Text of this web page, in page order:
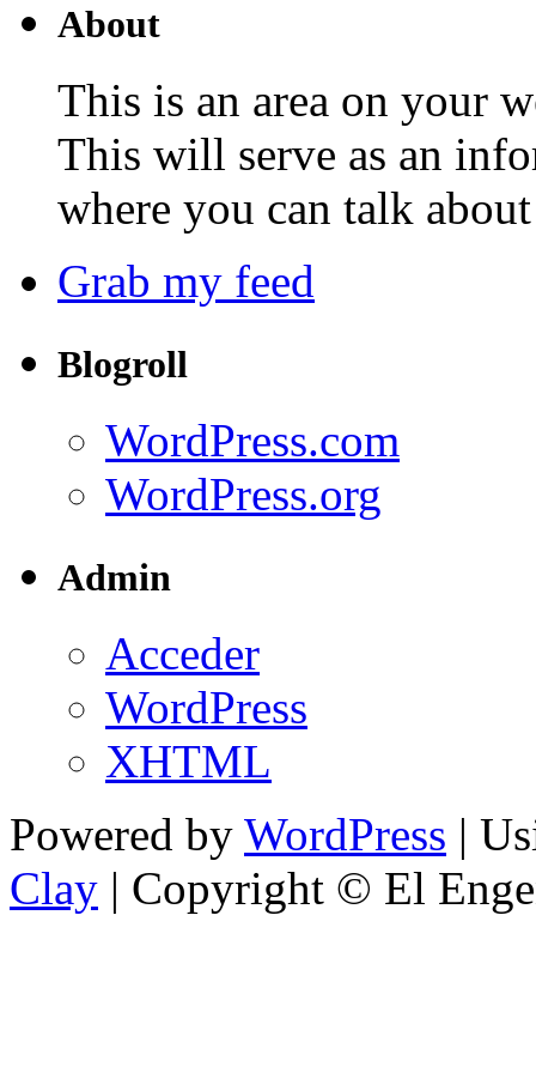
About
This is an area on your
This will serve as an
where you can talk
Grab my feed
Blogroll
WordPress.com
WordPress.org
Admin
Acceder
WordPress
XHTML
Powered by WordPress |
Clay | Copyright © El